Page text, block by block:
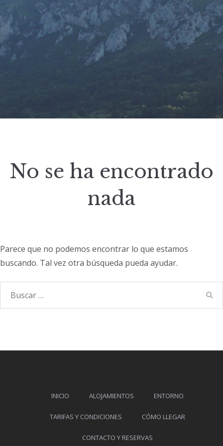
No se ha encontrado
nada
Parece que no podemos encontrar lo que estamos
buscando. Tal vez otra búsqueda pueda ayudar.
INICIO ALOJAMIENTOS ENTORNO
TARIFAS Y CONDICIONES CÓMO LLEGAR
CONTACTO Y RESERVAS